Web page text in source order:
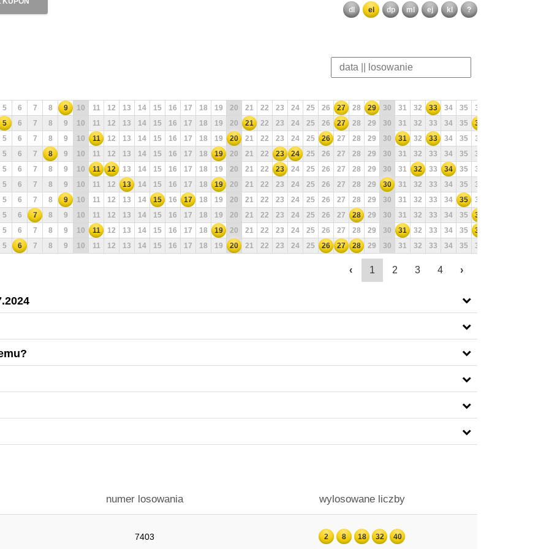
dl el dp ml ej kl ?
5 6 7 8 9 10 11 12 13 14 15 16 17 18 19 20 21 22 23 24 25 26 27 28 29 30 31 32 33 34 35 36
5
6 7 8 9 10 11 12 13 14 15 16 17 18 19 20 21 22 23 24 25 26 27 28 29 30 31 32 33 34 35 36
5
6 7 8 9 10 11 12 13 14 15 16 17 18 19 20 21 22 23 24 25 26 27 28 29 30 31 32 33 34 35 36
5
6 7 8 9 10 11 12 13 14 15 16 17 18 19 20 21 22 23 24 25 26 27 28 29 30 31 32 33 34 35 36
5
6 7 8 9 10 11 12 13 14 15 16 17 18 19 20 21 22 23 24 25 26 27 28 29 30 31 32 33 34 35 36
5
6 7 8 9 10 11 12 13 14 15 16 17 18 19 20 21 22 23 24 25 26 27 28 29 30 31 32 33 34 35 36
5
6 7 8 9 10 11 12 13 14 15 16 17 18 19 20 21 22 23 24 25 26 27 28 29 30 31 32 33 34 35 36
5
6 7 8 9 10 11 12 13 14 15 16 17 18 19 20 21 22 23 24 25 26 27 28 29 30 31 32 33 34 35 36
5
6 7 8 9 10 11 12 13 14 15 16 17 18 19 20 21 22 23 24 25 26 27 28 29 30 31 32 33 34 35 36
5
6 7 8 9 10 11 12 13 14 15 16 17 18 19 20 21 22 23 24 25 26 27 28 29 30 31 32 33 34 35 36
‹ 1 2 3 4 ›
numer losowania wylosowane liczby
7403 2 8 18 32 40